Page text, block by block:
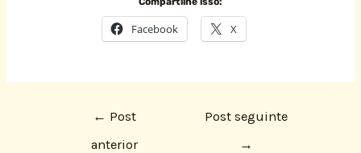
Facebook X
← Post
anterior
Post seguinte
→